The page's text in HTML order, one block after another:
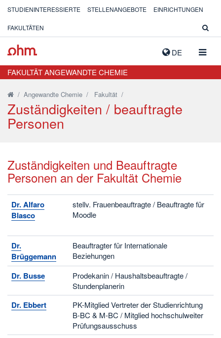
DE
STUDIENINTERESSIERTE STELLENANGEBOTE EINRICHTUNGEN
FAKULTÄTEN
FAKULTÄT ANGEWANDTE CHEMIE
/ Angewandte Chemie / Fakultät /
Zuständigkeiten / beauftragte
Personen
Zuständigkeiten und Beauftragte
Personen an der Fakultät Chemie
Dr. Alfaro
Blasco
stellv. Frauenbeauftragte / Beauftragte für
Moodle
Dr.
Brüggemann
Beauftragter für Internationale
Beziehungen
Dr. Busse
Prodekanin / Haushaltsbeauftragte /
Stundenplanerin
Dr. Ebbert
PK-Mitglied Vertreter der Studienrichtung
B-BC & M-BC / Mitglied hochschulweiter
Prüfungsausschuss